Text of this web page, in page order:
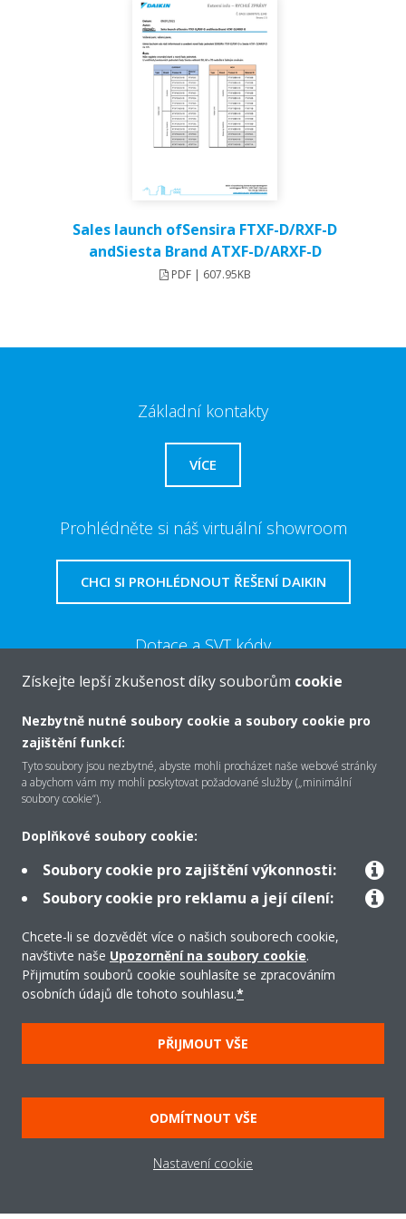
Sales launch ofSensira FTXF-D/RXF-D
andSiesta Brand ATXF-D/ARXF-D
PDF | 607.95KB
Základní kontakty
VÍCE
Prohlédněte si náš virtuální showroom
CHCI SI PROHLÉDNOUT ŘEŠENÍ DAIKIN
Dotace a SVT kódy
O společnosti Daikin
Řešení
Podpora
Právní upozornění/Imprint
Oznámení o používání souborů cookie
Směrnice o ochraně údajů
Firemní etika
Všeobecné obchodní podmínky
Získejte lepší zkušenost díky souborům cookie
Nezbytně nutné soubory cookie a soubory cookie pro
zajištění funkcí:
Tyto soubory jsou nezbytné, abyste mohli procházet naše webové stránky
a abychom vám my mohli poskytovat požadované služby („minimální
soubory cookie“).
Doplňkové soubory cookie:
Soubory cookie pro zajištění výkonnosti:
Soubory cookie pro reklamu a její cílení:
Chcete-li se dozvědět více o našich souborech cookie,
navštivte naše Upozornění na soubory cookie.
Přijmutím souborů cookie souhlasíte se zpracováním
osobních údajů dle tohoto souhlasu.*
PŘIJMOUT VŠE
ODMÍTNOUT VŠE
Nastavení cookie